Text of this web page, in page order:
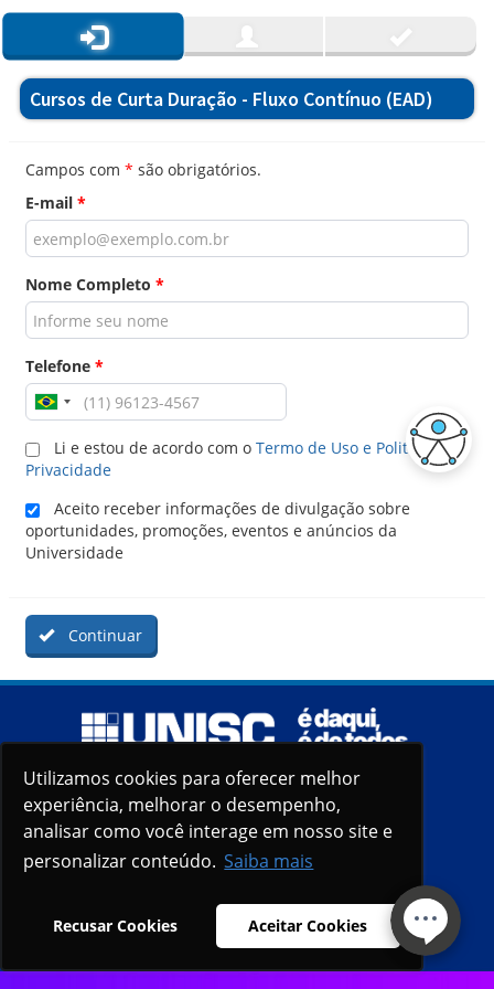
Utilizamos cookies para oferecer melhor
experiência, melhorar o desempenho,
analisar como você interage em nosso site e
personalizar conteúdo. Saiba mais
Recusar Cookies Aceitar Cookies
Utilizamos cookies para oferecer melhor
experiência, melhorar o desempenho,
analisar como você interage em nosso site e
personalizar conteúdo. Saiba mais
Recusar Cookies Aceitar Cookies
Cursos de Curta Duração - Fluxo Contínuo (EAD)
Campos com * são obrigatórios.
E-mail *
Nome Completo *
Telefone *
Li e estou de acordo com o Termo de Uso e Politica de
Privacidade
Aceito receber informações de divulgação sobre
oportunidades, promoções, eventos e anúncios da
Universidade
Continuar